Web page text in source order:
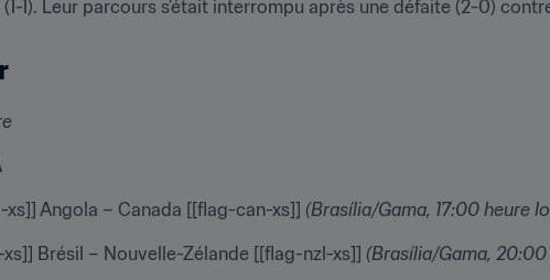
(1-1). Leur parcours s’était interrompu après une défaite (2-0)
xs]] Angola – Canada [[flag-can-xs]] (Brasília/Gama, 17:00 heure
Brésil – Nouvelle-Zélande [[flag-nzl-xs]] (Brasília/Gama, 20:00